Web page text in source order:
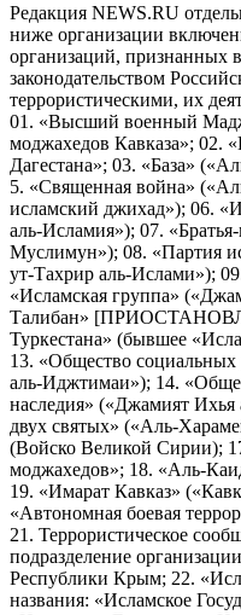
Редакция NEWS.RU
ниже организации
организаций, признанных
законодательством
террористическими, их
01. «Высший военный
моджахедов Кавказа»; 02.
Дагестана»; 03. «База»
5. «Священная война»
исламский джихад»); 06.
аль-Исламия»); 07.
Муслимун»); 08. «Партия
ут-Тахрир аль-Ислами»);
«Исламская группа»
Талибан»
Туркестана» (бывшее
13. «Общество
аль-Иджтимаи»); 14.
наследия» («Джамият
двух святых» («Аль-
(Войско Великой Сирии);
моджахедов»; 18. «Аль-
19. «Имарат Кавказ»
«Автономная боевая
21. Террористическое
подразделение
Республики Крым; 22.
названия: «Исламское